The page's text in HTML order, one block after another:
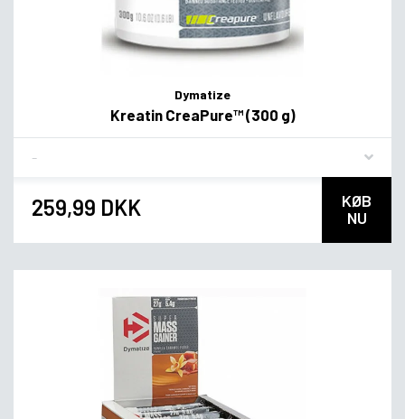
Dymatize
Kreatin CreaPure™ (300 g)
259,99 DKK
KØB
NU